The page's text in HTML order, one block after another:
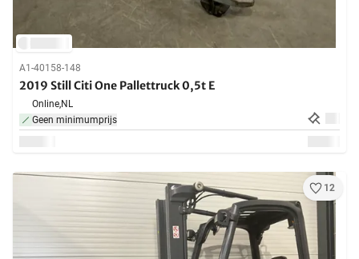
A1-40158-148
2019 Still Citi One Pallettruck 0,5t E
Online,NL
Geen minimumprijs
12